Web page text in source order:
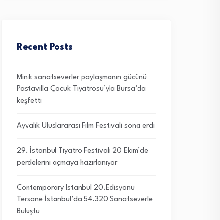
Recent Posts
Minik sanatseverler paylaşmanın gücünü
Pastavilla Çocuk Tiyatrosu’yla Bursa’da
keşfetti
Ayvalık Uluslararası Film Festivali sona erdi
29. İstanbul Tiyatro Festivali 20 Ekim’de
perdelerini açmaya hazırlanıyor
Contemporary Istanbul 20.Edisyonu
Tersane İstanbul’da 54.320 Sanatseverle
Buluştu